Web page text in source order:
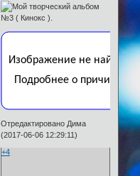
Отредактировано Дима
(2017-06-06 12:29:11)
+4